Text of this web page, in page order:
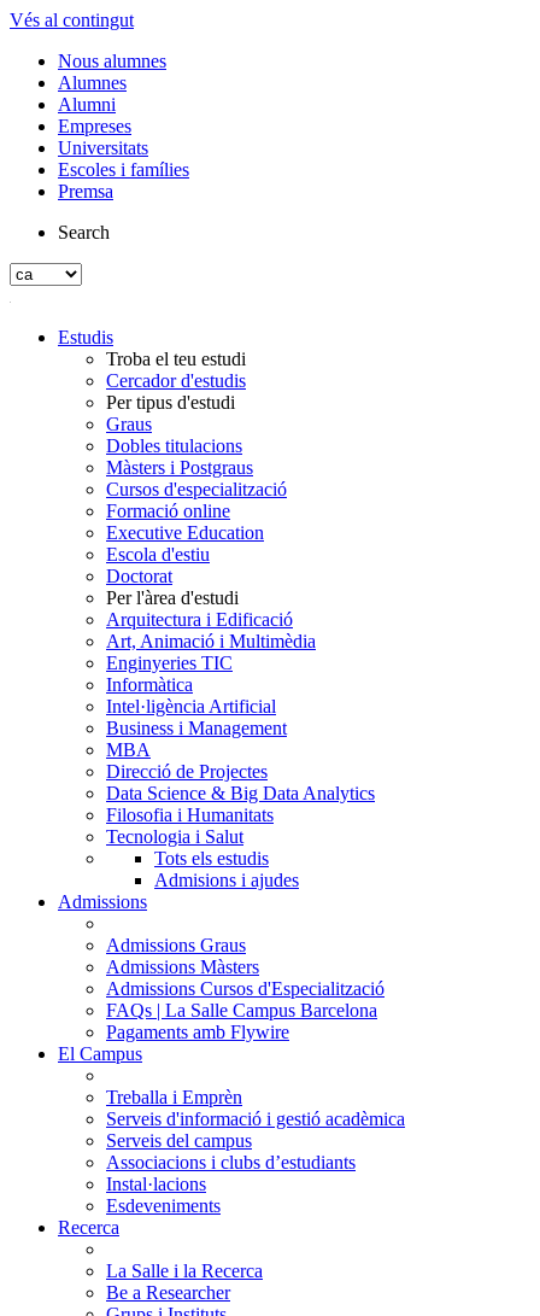
Vés al contingut
Nous alumnes
Alumnes
Alumni
Empreses
Universitats
Escoles i famílies
Premsa
Search
Estudis
Troba el teu estudi
Cercador d'estudis
Per tipus d'estudi
Graus
Dobles titulacions
Màsters i Postgraus
Cursos d'especialització
Formació online
Executive Education
Escola d'estiu
Doctorat
Per l'àrea d'estudi
Arquitectura i Edificació
Art, Animació i Multimèdia
Enginyeries TIC
Informàtica
Intel·ligència Artificial
Business i Management
MBA
Direcció de Projectes
Data Science & Big Data Analytics
Filosofia i Humanitats
Tecnologia i Salut
Tots els estudis
Admisions i ajudes
Admissions
Admissions Graus
Admissions Màsters
Admissions Cursos d'Especialització
FAQs | La Salle Campus Barcelona
Pagaments amb Flywire
El Campus
Treballa i Emprèn
Serveis d'informació i gestió acadèmica
Serveis del campus
Associacions i clubs d’estudiants
Instal·lacions
Esdeveniments
Recerca
La Salle i la Recerca
Be a Researcher